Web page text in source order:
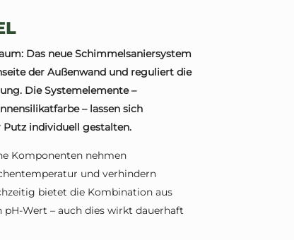
Das neue Schimmelsaniersystem
der Außenwand und reguliert die
Die Systemelemente –
– lassen sich
individuell gestalten.
Komponenten nehmen
und verhindern
bietet die Kombination aus
Wert – auch dies wirkt dauerhaft